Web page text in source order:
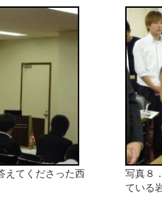
えてくださった西
写真８
ている